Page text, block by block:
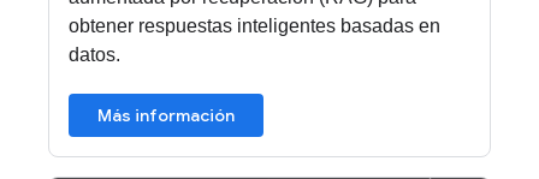
obtener respuestas inteligentes basadas en
datos.
Más información